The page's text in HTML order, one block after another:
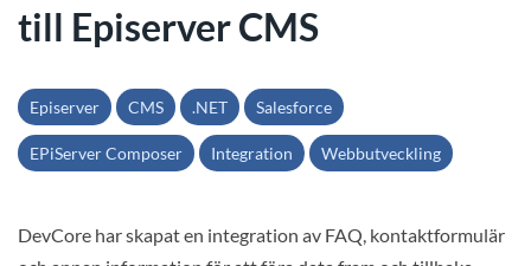
till Episerver CMS
Episerver CMS .NET Salesforce
EPiServer Composer Integration Webbutveckling
DevCore har skapat en integration av FAQ, kontaktformulär